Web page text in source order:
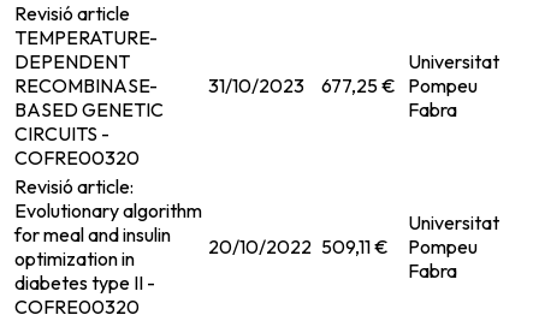
Revisió article
TEMPERATURE-
DEPENDENT
RECOMBINASE-
BASED GENETIC
CIRCUITS -
COFRE00320
31/10/2023 677,25 €
Universitat
Pompeu
Fabra
Revisió article:
Evolutionary algorithm
for meal and insulin
optimization in
diabetes type II -
COFRE00320
20/10/2022 509,11 €
Universitat
Pompeu
Fabra